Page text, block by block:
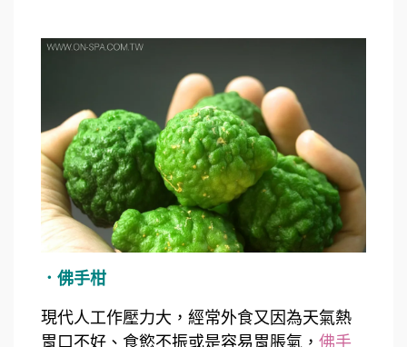
．佛手柑
現代人工作壓力大，經常外食又因為天氣熱
胃口不好、食慾不振或是容易胃脹氣， 佛手